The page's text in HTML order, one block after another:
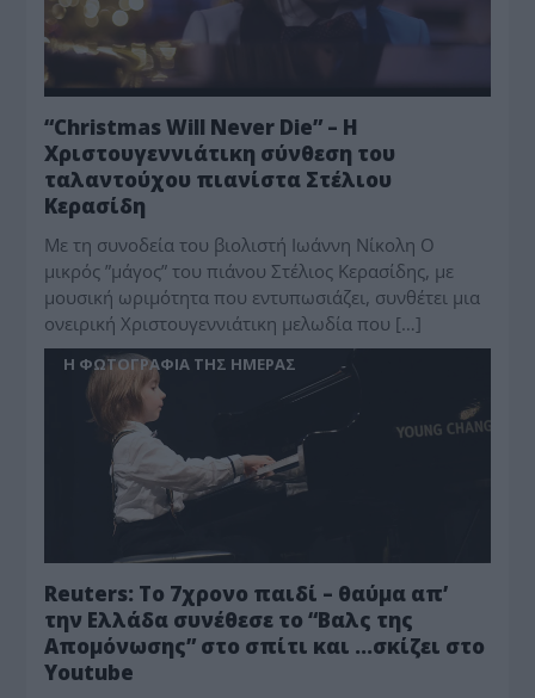
“Christmas Will Never Die” – Η
Χριστουγεννιάτικη σύνθεση του
ταλαντούχου πιανίστα Στέλιου
Κερασίδη
Mε τη συνοδεία του βιολιστή Ιωάννη Νίκολη Ο
μικρός ”μάγος” του πιάνου Στέλιος Κερασίδης, με
μουσική ωριμότητα που εντυπωσιάζει, συνθέτει μια
ονειρική Χριστουγεννιάτικη μελωδία που […]
Η ΦΩΤΟΓΡΑΦΊΑ ΤΗΣ ΗΜΈΡΑΣ
Reuters: Το 7χρονο παιδί – θαύμα απ’
την Ελλάδα συνέθεσε το “Βαλς της
Απομόνωσης” στο σπίτι και …σκίζει στο
Youtube